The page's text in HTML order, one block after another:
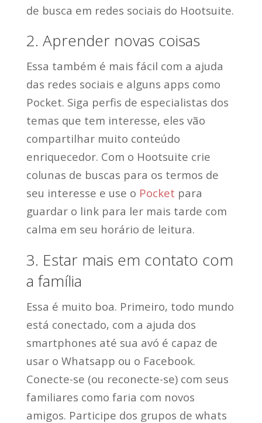
de busca em redes sociais do Hootsuite.
2. Aprender novas coisas
Essa também é mais fácil com a ajuda
das redes sociais e alguns apps como
Pocket. Siga perfis de especialistas dos
temas que tem interesse, eles vão
compartilhar muito conteúdo
enriquecedor. Com o Hootsuite crie
colunas de buscas para os termos de
seu interesse e use o Pocket para
guardar o link para ler mais tarde com
calma em seu horário de leitura.
3. Estar mais em contato com
a família
Essa é muito boa. Primeiro, todo mundo
está conectado, com a ajuda dos
smartphones até sua avó é capaz de
usar o Whatsapp ou o Facebook.
Conecte-se (ou reconecte-se) com seus
familiares como faria com novos
amigos. Participe dos grupos de whats